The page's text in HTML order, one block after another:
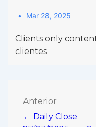
Mar 28, 2025
Clients only
clientes
de
Anterior
← Daily Close